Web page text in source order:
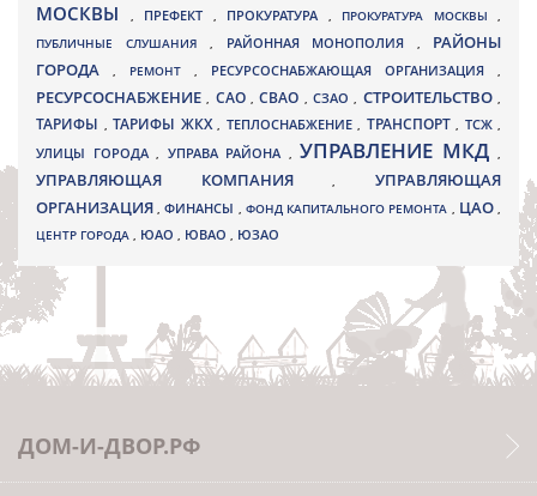
МОСКВЫ
, ПРЕФЕКТ , ПРОКУРАТУРА , ПРОКУРАТУРА МОСКВЫ ,
ПУБЛИЧНЫЕ СЛУШАНИЯ , РАЙОННАЯ МОНОПОЛИЯ , РАЙОНЫ
ГОРОДА
, РЕМОНТ , РЕСУРСОСНАБЖАЮЩАЯ ОРГАНИЗАЦИЯ ,
РЕСУРСОСНАБЖЕНИЕ, САО,СВАО ,СЗАО, СТРОИТЕЛЬСТВО,
ТАРИФЫ , ТАРИФЫ ЖКХ , ТЕПЛОСНАБЖЕНИЕ , ТРАНСПОРТ , ТСЖ ,
УЛИЦЫ ГОРОДА , УПРАВА РАЙОНА , УПРАВЛЕНИЕ МКД ,
УПРАВЛЯЮЩАЯ КОМПАНИЯ,УПРАВЛЯЮЩАЯ
ОРГАНИЗАЦИЯ,ФИНАНСЫ , ФОНД КАПИТАЛЬНОГО РЕМОНТА , ЦАО,
ЦЕНТР ГОРОДА , ЮАО , ЮВАО , ЮЗАО
ДОМ-И-ДВОР.РФ